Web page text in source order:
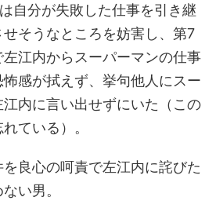
自分が失敗した仕事を引き継
そうなところを妨害し、第7
江内からスーパーマンの仕事
感が拭えず、挙句他人にスー
内に言い出せずにいた（この
ている）。
良心の呵責で左江内に詫びた
い男。